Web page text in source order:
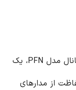
کلید مینیاتوری تک فاز C63 آمپر پارس فانال مدل PFN، یک
از مدارهای